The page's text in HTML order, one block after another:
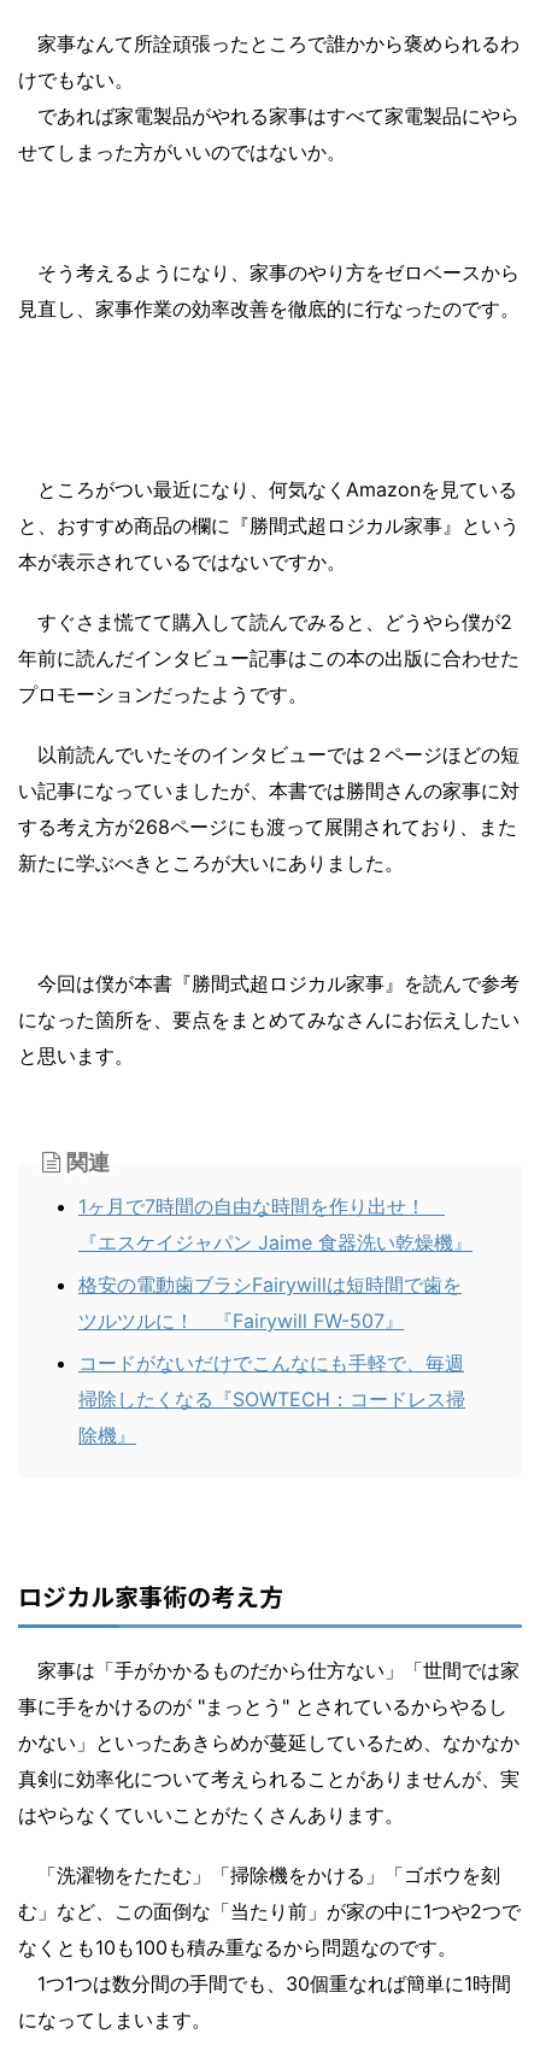
家事なんて所詮頑張ったところで誰かから褒められるわ
けでもない。
であれば家電製品がやれる家事はすべて家電製品にやら
せてしまった方がいいのではないか。
そう考えるようになり、家事のやり方をゼロベースから
見直し、家事作業の効率改善を徹底的に行なったのです。
ところがつい最近になり、何気なくAmazonを見ている
と、おすすめ商品の欄に『勝間式超ロジカル家事』という
本が表示されているではないですか。
すぐさま慌てて購入して読んでみると、どうやら僕が2
年前に読んだインタビュー記事はこの本の出版に合わせた
プロモーションだったようです。
以前読んでいたそのインタビューでは２ページほどの短
い記事になっていましたが、本書では勝間さんの家事に対
する考え方が268ページにも渡って展開されており、また
新たに学ぶべきところが大いにありました。
今回は僕が本書『勝間式超ロジカル家事』を読んで参考
になった箇所を、要点をまとめてみなさんにお伝えしたい
と思います。
関連
1ヶ月で7時間の自由な時間を作り出せ！
『エスケイジャパン Jaime 食器洗い乾燥機』
格安の電動歯ブラシFairywillは短時間で歯を
ツルツルに！ 『Fairywill FW-507』
コードがないだけでこんなにも手軽で、毎週
掃除したくなる『SOWTECH：コードレス掃
除機』
ロジカル家事術の考え方
家事は「手がかかるものだから仕方ない」「世間では家
事に手をかけるのが "まっとう" とされているからやるし
かない」といったあきらめが蔓延しているため、なかなか
真剣に効率化について考えられることがありませんが、実
はやらなくていいことがたくさんあります。
「洗濯物をたたむ」「掃除機をかける」「ゴボウを刻
む」など、この面倒な「当たり前」が家の中に1つや2つで
なくとも10も100も積み重なるから問題なのです。
1つ1つは数分間の手間でも、30個重なれば簡単に1時間
になってしまいます。